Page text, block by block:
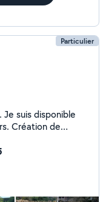
Particulier
suis disponible
Création de
pas à me